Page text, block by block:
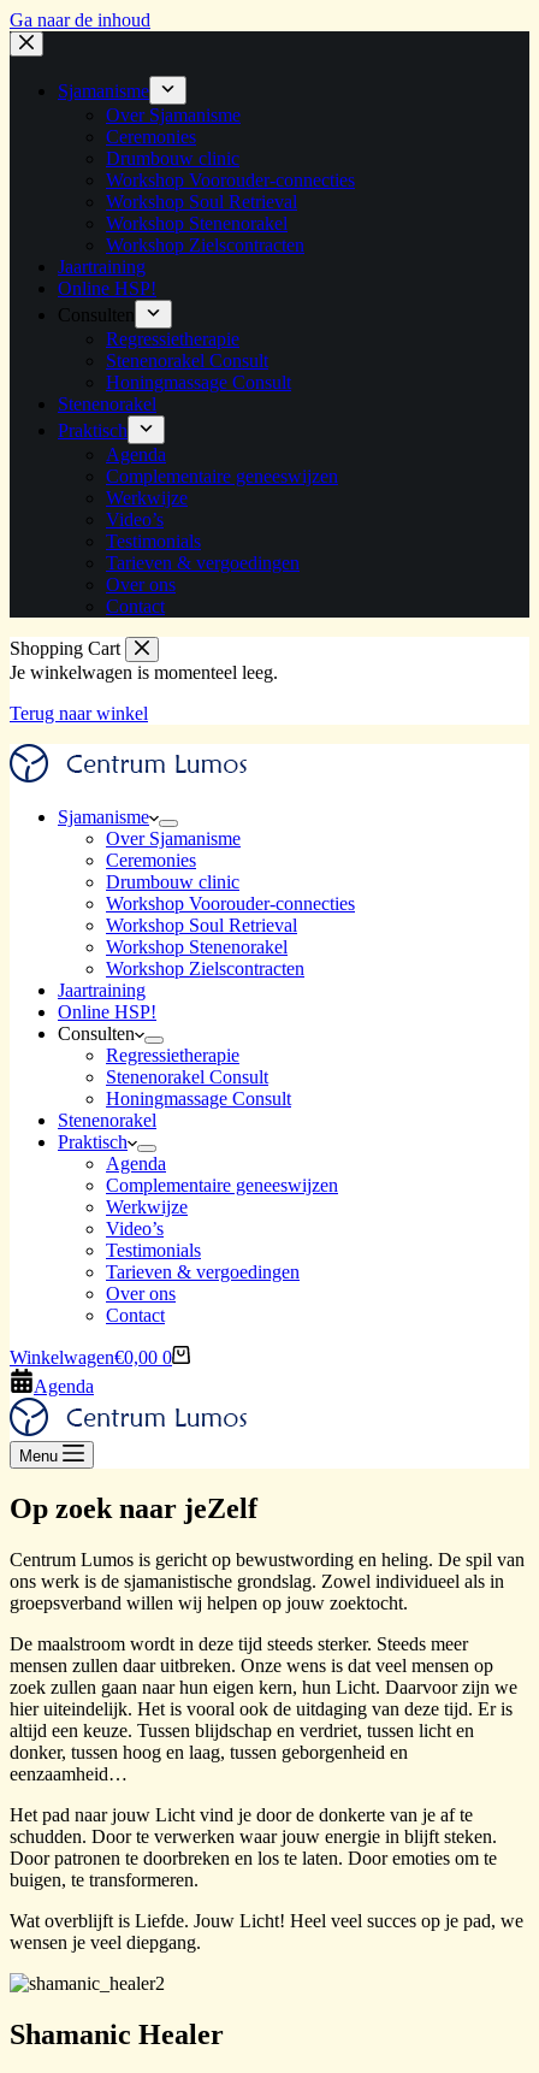
Ga naar de inhoud
Sjamanisme
Over Sjamanisme
Ceremonies
Drumbouw clinic
Workshop Voorouder-connecties
Workshop Soul Retrieval
Workshop Stenenorakel
Workshop Zielscontracten
Jaartraining
Online HSP!
Consulten
Regressietherapie
Stenenorakel Consult
Honingmassage Consult
Stenenorakel
Praktisch
Agenda
Complementaire geneeswijzen
Werkwijze
Video’s
Testimonials
Tarieven & vergoedingen
Over ons
Contact
Shopping Cart
Je winkelwagen is momenteel leeg.
Terug naar winkel
Sjamanisme
Over Sjamanisme
Ceremonies
Drumbouw clinic
Workshop Voorouder-connecties
Workshop Soul Retrieval
Workshop Stenenorakel
Workshop Zielscontracten
Jaartraining
Online HSP!
Consulten
Regressietherapie
Stenenorakel Consult
Honingmassage Consult
Stenenorakel
Praktisch
Agenda
Complementaire geneeswijzen
Werkwijze
Video’s
Testimonials
Tarieven & vergoedingen
Over ons
Contact
Winkelwagen€0,00 0
Agenda
Menu
Op zoek naar jeZelf
Centrum Lumos is gericht op bewustwording en heling. De spil van
ons werk is de sjamanistische grondslag. Zowel individueel als in
groepsverband willen wij helpen op jouw zoektocht.
De maalstroom wordt in deze tijd steeds sterker. Steeds meer
mensen zullen daar uitbreken. Onze wens is dat veel mensen op
zoek zullen gaan naar hun eigen kern, hun Licht. Daarvoor zijn we
hier uiteindelijk. Het is vooral ook de uitdaging van deze tijd. Er is
altijd een keuze. Tussen blijdschap en verdriet, tussen licht en
donker, tussen hoog en laag, tussen geborgenheid en
eenzaamheid…
Het pad naar jouw Licht vind je door de donkerte van je af te
schudden. Door te verwerken waar jouw energie in blijft steken.
Door patronen te doorbreken en los te laten. Door emoties om te
buigen, te transformeren.
Wat overblijft is Liefde. Jouw Licht! Heel veel succes op je pad, we
wensen je veel diepgang.
Shamanic Healer